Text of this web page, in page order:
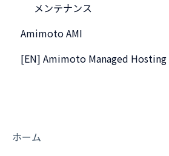
メンテナンス
Amimoto AMI
基本的なご利用方法
よくあるお問い合わせ
[EN] Amimoto Managed Hosting
ホーム